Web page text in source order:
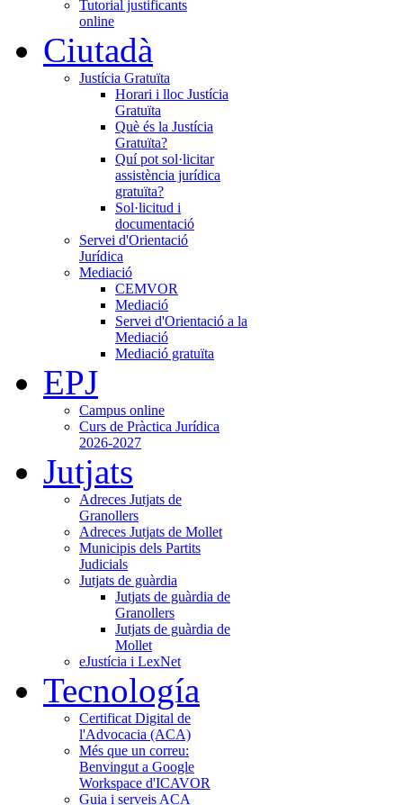
Tutorial justificants
online
Ciutadà
Justícia Gratuïta
Horari i lloc Justícia
Gratuïta
Què és la Justícia
Gratuïta?
Quí pot sol·licitar
assistència jurídica
gratuïta?
Sol·licitud i
documentació
Servei d'Orientació
Jurídica
Mediació
CEMVOR
Mediació
Servei d'Orientació a la
Mediació
Mediació gratuïta
EPJ
Campus online
Curs de Pràctica Jurídica
2026-2027
Jutjats
Adreces Jutjats de
Granollers
Adreces Jutjats de Mollet
Municipis dels Partits
Judicials
Jutjats de guàrdia
Jutjats de guàrdia de
Granollers
Jutjats de guàrdia de
Mollet
eJustícia i LexNet
Tecnología
Certificat Digital de
l'Advocacia (ACA)
Més que un correu:
Benvingut a Google
Workspace d'ICAVOR
Guia i serveis ACA